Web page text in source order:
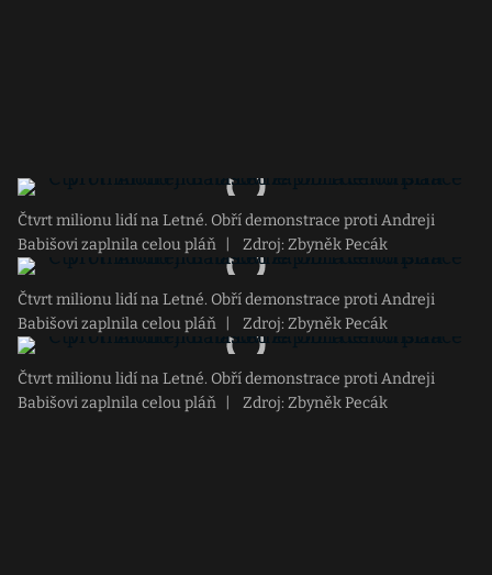
Čtvrt milionu lidí na Letné. Obří demonstrace proti Andreji
Babišovi zaplnila celou pláň
Zdroj: Zbyněk Pecák
Čtvrt milionu lidí na Letné. Obří demonstrace proti Andreji
Babišovi zaplnila celou pláň
Zdroj: Zbyněk Pecák
Čtvrt milionu lidí na Letné. Obří demonstrace proti Andreji
Babišovi zaplnila celou pláň
Zdroj: Zbyněk Pecák